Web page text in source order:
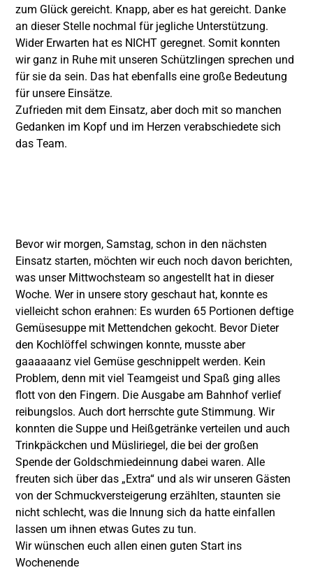
zum Glück gereicht. Knapp, aber es hat gereicht. Danke
an dieser Stelle nochmal für jegliche Unterstützung.
Wider Erwarten hat es NICHT geregnet. Somit konnten
wir ganz in Ruhe mit unseren Schützlingen sprechen und
für sie da sein. Das hat ebenfalls eine große Bedeutung
für unsere Einsätze.
Zufrieden mit dem Einsatz, aber doch mit so manchen
Gedanken im Kopf und im Herzen verabschiedete sich
das Team.
Bevor wir morgen, Samstag, schon in den nächsten
Einsatz starten, möchten wir euch noch davon berichten,
was unser Mittwochsteam so angestellt hat in dieser
Woche. Wer in unsere story geschaut hat, konnte es
vielleicht schon erahnen: Es wurden 65 Portionen deftige
Gemüsesuppe mit Mettendchen gekocht. Bevor Dieter
den Kochlöffel schwingen konnte, musste aber
gaaaaaanz viel Gemüse geschnippelt werden. Kein
Problem, denn mit viel Teamgeist und Spaß ging alles
flott von den Fingern. Die Ausgabe am Bahnhof verlief
reibungslos. Auch dort herrschte gute Stimmung. Wir
konnten die Suppe und Heißgetränke verteilen und auch
Trinkpäckchen und Müsliriegel, die bei der großen
Spende der Goldschmiedeinnung dabei waren. Alle
freuten sich über das „Extra“ und als wir unseren Gästen
von der Schmuckversteigerung erzählten, staunten sie
nicht schlecht, was die Innung sich da hatte einfallen
lassen um ihnen etwas Gutes zu tun.
Wir wünschen euch allen einen guten Start ins
Wochenende